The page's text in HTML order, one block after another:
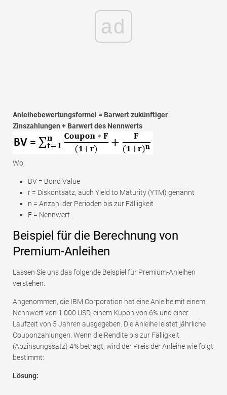
ad
Anleihebewertungsformel = Barwert zukünftiger
Zinszahlungen + Barwert des Nennwerts
Wo,
BV = Bond Value
r = Diskontsatz, auch Yield to Maturity (YTM) genannt
n = Anzahl der Perioden bis zur Fälligkeit
F = Nennwert
Beispiel für die Berechnung von
Premium-Anleihen
Lassen Sie uns das folgende Beispiel für Premium-Anleihen
verstehen.
Angenommen, die IBM Corporation hat eine Anleihe mit einem
Nennwert von 1.000 USD, einem Kupon von 6% und einer
Laufzeit von 5 Jahren ausgegeben. Die Anleihe leistet jährliche
Couponzahlungen. Wenn die Rendite bis zur Fälligkeit
(Abzinsungssatz) 4% beträgt, wird der Preis der Anleihe wie folgt
bestimmt:
Lösung: